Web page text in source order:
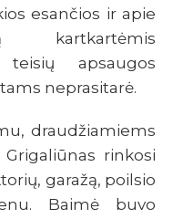
esančios ir apie
kartkartėmis
teisių apsaugos
neprasitarė.
draudžiamiems
rinkosi
garažą, poilsio
Baimė buvo